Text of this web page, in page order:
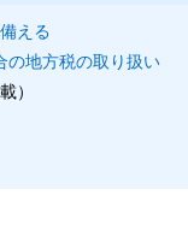
える
の地方税の取り扱い
）